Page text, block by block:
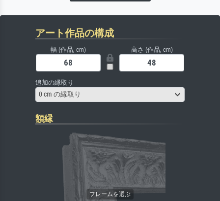
アート作品の構成
幅 (作品, cm) 高さ (作品, cm)
追加の縁取り
0 cm の縁取り
額縁